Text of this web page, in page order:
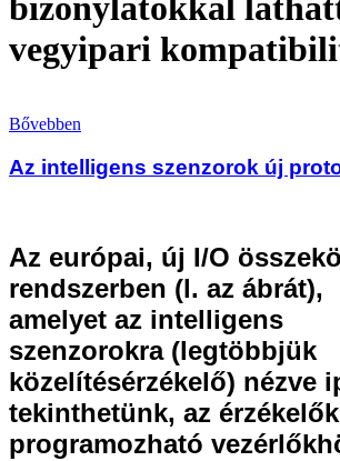
bizonylatokkal
vegyipari
Bővebben
Az intelligens szenzorok új
Az európai, új I/O
rendszerben (l. az ábrát),
amelyet az intelligens
szenzorokra (legtöbbjük
közelítésérzékelő) nézve
tekinthetünk, az
programozható